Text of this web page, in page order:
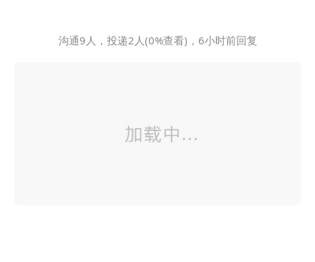
沟通9人，投递2人(0%查看)，6小时前回复